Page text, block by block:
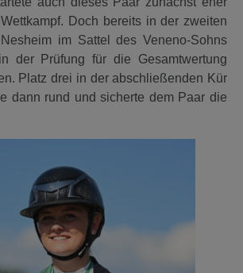
Doch bereits in der zweiten
im Sattel des Veneno-Sohns
der Prüfung für die Gesamtwertung
Platz drei in der abschließenden Kür
dann rund und sicherte dem Paar die